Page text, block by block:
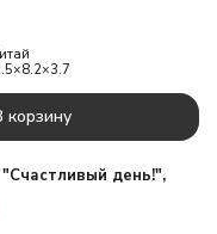
корзину
день!",